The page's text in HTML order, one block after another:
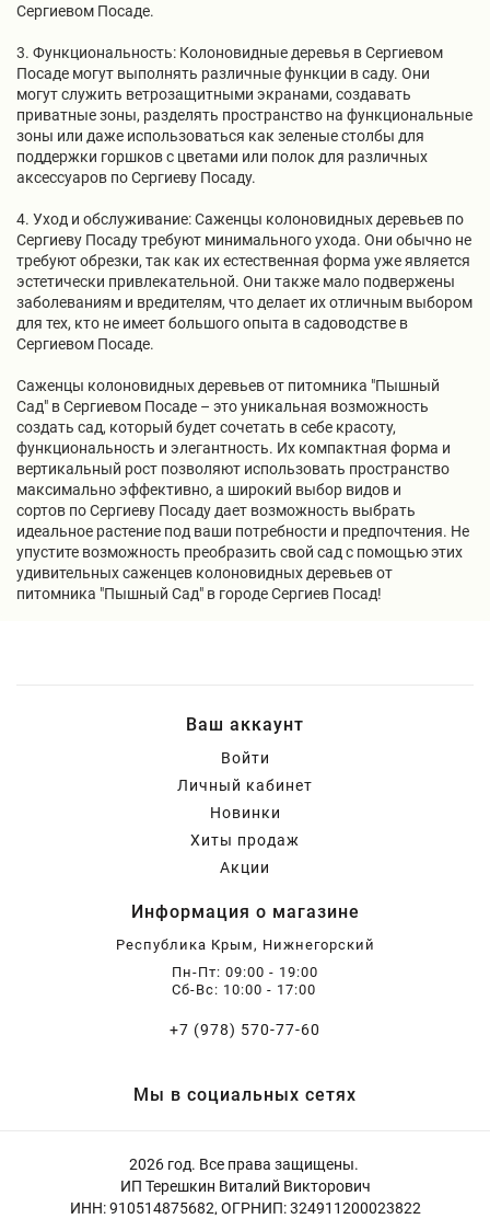
Сергиевом Посаде.
3. Функциональность: Колоновидные деревья в Сергиевом
Посаде могут выполнять различные функции в саду. Они
могут служить ветрозащитными экранами, создавать
приватные зоны, разделять пространство на функциональные
зоны или даже использоваться как зеленые столбы для
поддержки горшков с цветами или полок для различных
аксессуаров по Сергиеву Посаду.
4. Уход и обслуживание: Саженцы колоновидных деревьев по
Сергиеву Посаду требуют минимального ухода. Они обычно не
требуют обрезки, так как их естественная форма уже является
эстетически привлекательной. Они также мало подвержены
заболеваниям и вредителям, что делает их отличным выбором
для тех, кто не имеет большого опыта в садоводстве в
Сергиевом Посаде.
Саженцы колоновидных деревьев от питомника "Пышный
Сад" в Сергиевом Посаде – это уникальная возможность
создать сад, который будет сочетать в себе красоту,
функциональность и элегантность. Их компактная форма и
вертикальный рост позволяют использовать пространство
максимально эффективно, а широкий выбор видов и
сортов по Сергиеву Посаду дает возможность выбрать
идеальное растение под ваши потребности и предпочтения. Не
упустите возможность преобразить свой сад с помощью этих
удивительных саженцев колоновидных деревьев от
питомника "Пышный Сад" в городе Сергиев Посад!
Ваш аккаунт
Войти
Личный кабинет
Новинки
Хиты продаж
Акции
Информация о магазине
Республика Крым, Нижнегорский
Пн-Пт: 09:00 - 19:00
Сб-Вс: 10:00 - 17:00
+7 (978) 570-77-60
Мы в социальных сетях
2026 год. Все права защищены.
ИП Терешкин Виталий Викторович
ИНН: 910514875682, ОГРНИП: 324911200023822